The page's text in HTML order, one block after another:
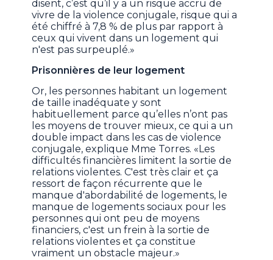
disent, c’est qu’il y a un risque accru de
vivre de la violence conjugale, risque qui a
été chiffré à 7,8 % de plus par rapport à
ceux qui vivent dans un logement qui
n'est pas surpeuplé.»
Prisonnières de leur logement
Or, les personnes habitant un logement
de taille inadéquate y sont
habituellement parce qu’elles n’ont pas
les moyens de trouver mieux, ce qui a un
double impact dans les cas de violence
conjugale, explique Mme Torres. «Les
difficultés financières limitent la sortie de
relations violentes. C'est très clair et ça
ressort de façon récurrente que le
manque d'abordabilité de logements, le
manque de logements sociaux pour les
personnes qui ont peu de moyens
financiers, c'est un frein à la sortie de
relations violentes et ça constitue
vraiment un obstacle majeur.»